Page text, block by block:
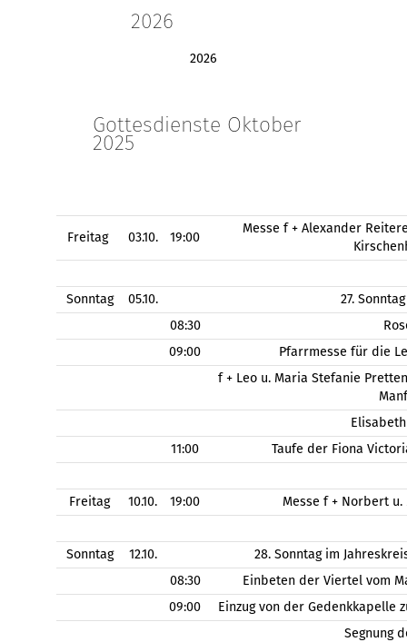
2026
2026
Gottesdienste Oktober
2025
Freitag 03.10. 19:00
Messe f + Alexander
Sonntag 05.10.
27.
08:30
09:00
Pfarrmesse für die
f + Leo u. Maria Stefanie
11:00
Taufe der Fiona
Freitag 10.10. 19:00 Messe f + Norbert
Sonntag 12.10.
28. Sonntag im
08:30
Einbeten der Viertel vom
09:00
Einzug von der
Segnung